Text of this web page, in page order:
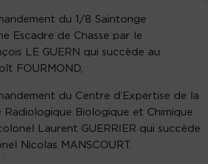
du 1/8 Saintonge
Escadre de Chasse par le
LE GUERN qui succède au
FOURMOND,
du Centre d’Expertise de la
Radiologique Biologique et Chimique
Laurent GUERRIER qui succède
Nicolas MANSCOURT.